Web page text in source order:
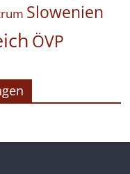
Slowenien
ÖVP